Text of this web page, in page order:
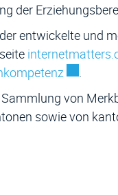
der
entwickelte und
Externer
einem neuen
von
sowie von